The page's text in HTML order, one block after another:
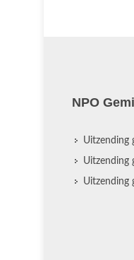
NPO
Uitzending
Uitzending
Uitzending